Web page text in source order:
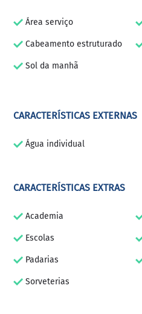
Área serviço
Cabeamento estruturado
Sol da manhã
CARACTERÍSTICAS EXTERNAS
Água individual
CARACTERÍSTICAS EXTRAS
Academia
Escolas
Padarias
Sorveterias